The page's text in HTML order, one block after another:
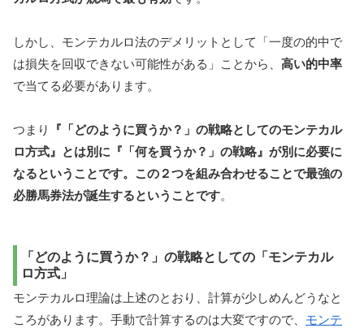
しかし、モンテカルロ法のデメリットとして「一度の的中で
は損失を回収できない可能性がある」ことから、 高い的中率
で当てる必要があります。
つまり
『「どのように買うか？」の戦略としてのモンテカル
ロ方式』とは別に『「何を買うか？」の戦略』が別に必要に
なるということです。この２つを組み合わせることで最強の
必勝馬券法が誕生するということです。
「どのように買うか？」の戦略としての「モンテカル
ロ方式」
モンテカルロ理論は上述のとおり、計算が少しめんどうなと
ころがあります。手動で計算するのは大変ですので、 モンテ